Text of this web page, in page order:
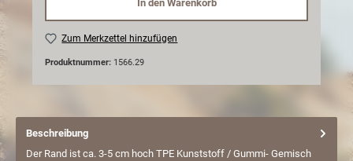
In den Warenkorb
Zum Merkzettel hinzufügen
Produktnummer: 1566.29
Beschreibung
Der Rand ist ca. 3-5 cm hoch TPE Kunststoff / Gummi- Gemisch